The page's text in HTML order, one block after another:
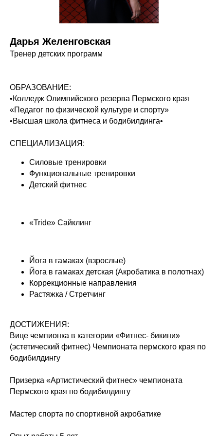
Дарья Желенговская
Тренер детских программ
ОБРАЗОВАНИЕ:
•Колледж Олимпийского резерва Пермского края
«Педагог по физической культуре и спорту»
•Высшая школа фитнеса и бодибилдинга•
СПЕЦИАЛИЗАЦИЯ:
Силовые тренировки
Функциональные тренировки
Детский фитнес
«Tride» Сайклинг
Йога в гамаках (взрослые)
Йога в гамаках детская (Акробатика в полотнах)
Коррекционные направления
Растяжка / Стретчинг
ДОСТИЖЕНИЯ:
Вице чемпионка в категории «Фитнес- бикини»
(эстетический фитнес) Чемпионата пермского края по
бодибилдингу
Призерка «Артистический фитнес» чемпионата
Пермского края по бодибилдингу
Мастер спорта по спортивной акробатике